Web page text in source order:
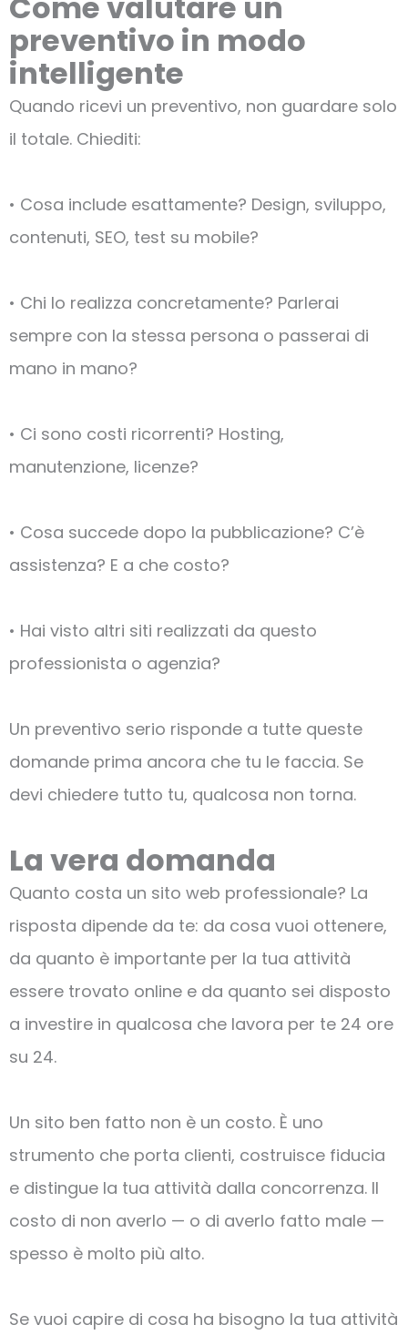
preventivo in modo
intelligente
Quando ricevi un preventivo, non guardare solo
il totale. Chiediti:
• Cosa include esattamente? Design, sviluppo,
contenuti, SEO, test su mobile?
• Chi lo realizza concretamente? Parlerai
sempre con la stessa persona o passerai di
mano in mano?
• Ci sono costi ricorrenti? Hosting,
manutenzione, licenze?
• Cosa succede dopo la pubblicazione? C’è
assistenza? E a che costo?
• Hai visto altri siti realizzati da questo
professionista o agenzia?
Un preventivo serio risponde a tutte queste
domande prima ancora che tu le faccia. Se
devi chiedere tutto tu, qualcosa non torna.
La vera domanda
Quanto costa un sito web professionale? La
risposta dipende da te: da cosa vuoi ottenere,
da quanto è importante per la tua attività
essere trovato online e da quanto sei disposto
a investire in qualcosa che lavora per te 24 ore
su 24.
Un sito ben fatto non è un costo. È uno
strumento che porta clienti, costruisce fiducia
e distingue la tua attività dalla concorrenza. Il
costo di non averlo — o di averlo fatto male —
spesso è molto più alto.
Se vuoi capire di cosa ha bisogno la tua attività